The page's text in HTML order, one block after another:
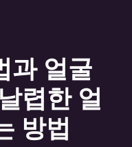
과 얼굴
렵한 얼
방법